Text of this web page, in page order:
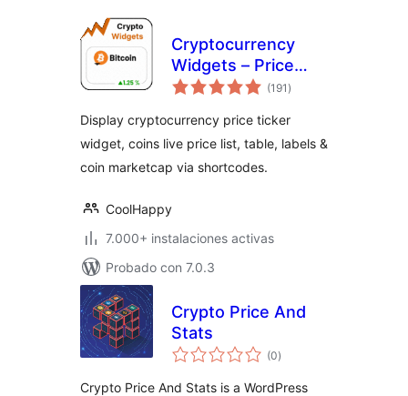
Cryptocurrency
Widgets – Price
Ticker & Coins List
(191 valoraciones
en
)
Display cryptocurrency price ticker
widget, coins live price list, table, labels &
coin marketcap via shortcodes.
CoolHappy
7.000+ instalaciones activas
Probado con 7.0.3
Crypto Price And
Stats
(0valoraciones
en
)
Crypto Price And Stats is a WordPress